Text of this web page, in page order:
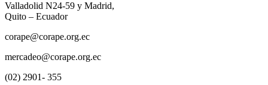
Valladolid N24-59 y Madrid,
Quito – Ecuador
corape@corape.org.ec
mercadeo@corape.org.ec
(02) 2901- 355